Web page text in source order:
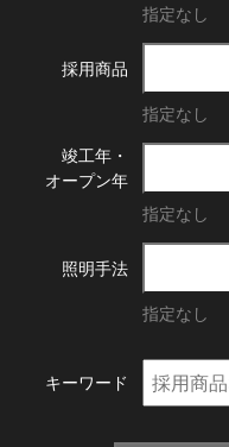
指定なし
採用商品
指定なし
竣工年・
オープン年
指定なし
照明手法
指定なし
キーワード